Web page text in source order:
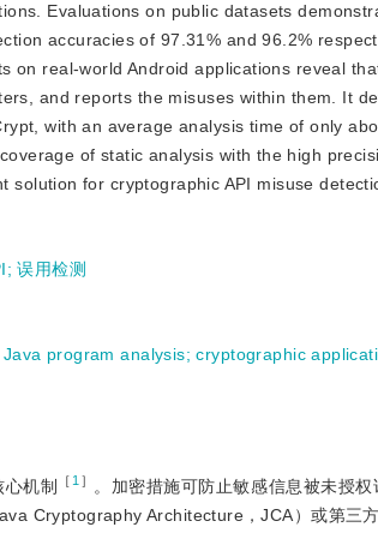
Evaluations on public datasets
accuracies of 97.31% and 96.2%
real-world Android applications reveal
and reports the misuses within them. It
with an average analysis time of only
of static analysis with the high
for cryptographic API misuse
;误用检测
Java program analysis;cryptographic
机制 ［ 1 ］
。加密措施可防止敏感信息被未授
Cryptography Architecture，JCA）或第三